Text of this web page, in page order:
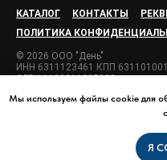
Мы используем файлы cookie для
Я
КАТАЛОГ КОНТАКТЫ
ПОЛИТИКА
© 2026 ООО "День"
ИНН 6311123461 КПП 631101001
ОГРН 1106311005888
Made on